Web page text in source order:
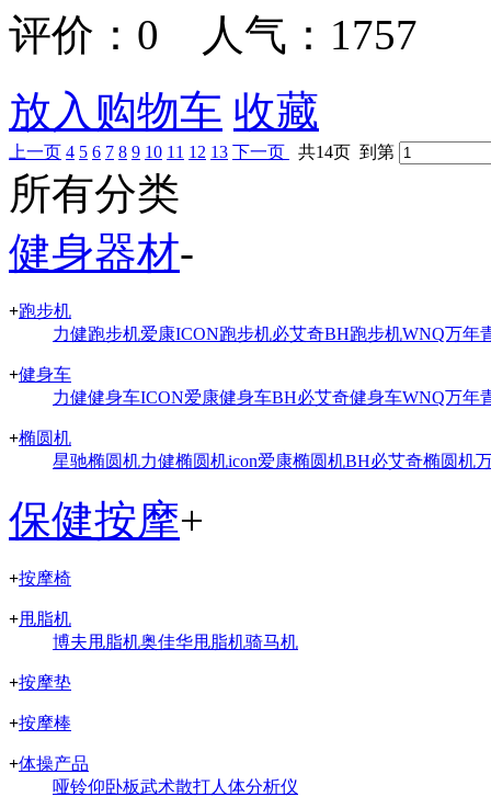
评价： 0 人气：1757
放入购物车 收藏
上一页 4 5 6 7 8 9 10 11 12 13 下一页 共14页 到第
所有分类
健身器材-
+跑步机
力健跑步机爱康ICON跑步机必艾奇BH跑步机WNQ万年
+健身车
力健健身车ICON爱康健身车BH必艾奇健身车WNQ万年
+椭圆机
星驰椭圆机力健椭圆机icon爱康椭圆机BH必艾奇椭圆机
保健按摩+
+按摩椅
+甩脂机
博夫甩脂机奥佳华甩脂机骑马机
+按摩垫
+按摩棒
+体操产品
哑铃仰卧板武术散打人体分析仪